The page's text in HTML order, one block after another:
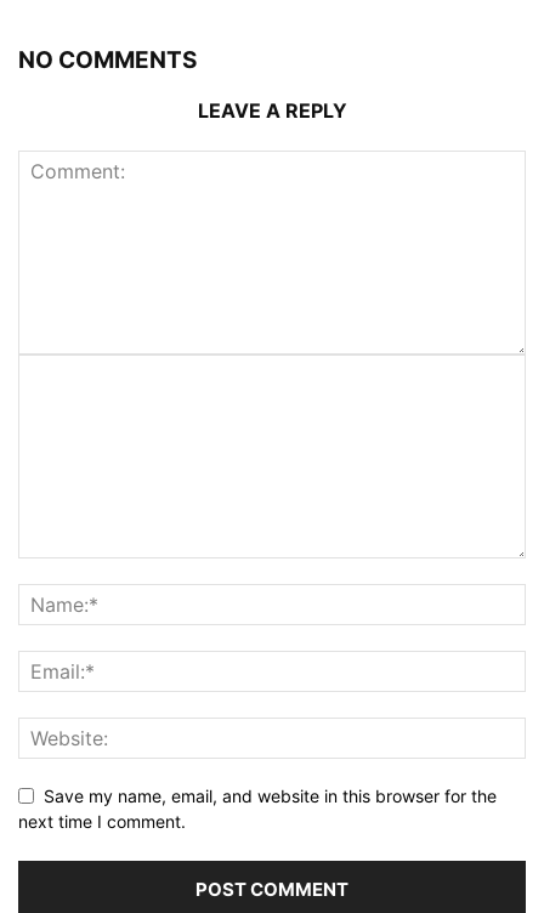
NO COMMENTS
LEAVE A REPLY
Save my name, email, and website in this browser for the
next time I comment.